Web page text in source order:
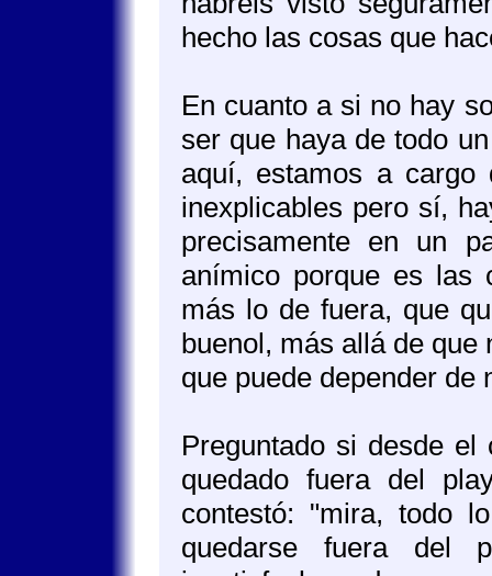
hecho las cosas que
En cuanto a si no hay
ser que haya de todo
aquí, estamos a cargo
inexplicables pero sí,
precisamente en un
anímico porque es las
más lo de fuera, que
buenol, más allá de
que puede depender
Preguntado si desde
quedado fuera del
contestó: "mira, todo
quedarse fuera del